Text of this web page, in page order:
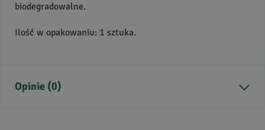
biodegradowalne.
Ilość w opakowaniu: 1 sztuka.
Opinie (0)